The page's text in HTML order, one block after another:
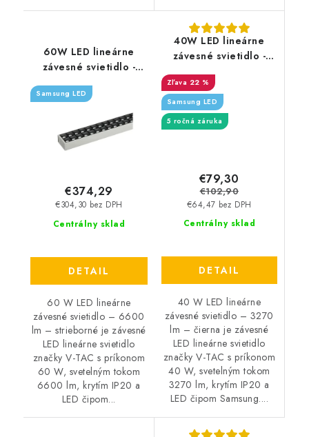
60W LED lineárne
závesné svietidlo -
Samsung LED
Centrálny sklad
€304,30 bez DPH
€374,29
DETAIL
60 W LED lineárne
závesné svietidlo – 6600
lm – strieborné je závesné
LED lineárne svietidlo
značky V-TAC s príkonom
60 W, svetelným tokom
6600 lm, krytím IP20 a
LED čipom...
40W LED lineárne
závesné svietidlo -
22 %
Samsung LED
5 ročná záruka
Centrálny sklad
€64,47 bez DPH
€79,30
€102,90
DETAIL
40 W LED lineárne
závesné svietidlo – 3270
lm – čierna je závesné
LED lineárne svietidlo
značky V-TAC s príkonom
40 W, svetelným tokom
3270 lm, krytím IP20 a
LED čipom Samsung....